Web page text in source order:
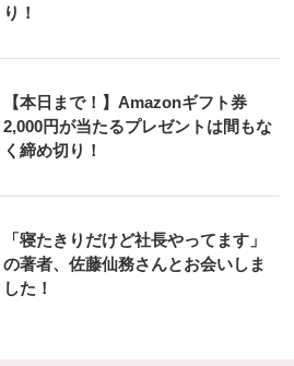
り！
【本日まで！】Amazonギフト券
2,000円が当たるプレゼントは間もな
く締め切り！
「寝たきりだけど社長やってます」
の著者、佐藤仙務さんとお会いしま
した！